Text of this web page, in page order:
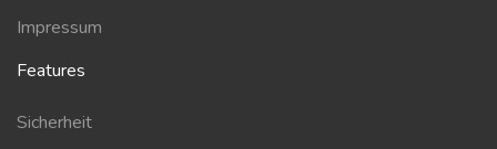
Impressum
Features
Sicherheit